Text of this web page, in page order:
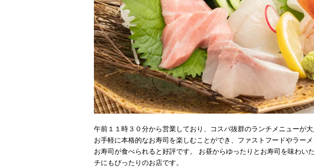
午前１１時３０分から営業しており、コスパ抜群のランチメニューが
お手軽に本格的なお寿司を楽しむことができ、ファストフードやラー
お寿司が食べられると好評です。 お昼からゆったりとお寿司を味わい
チにもぴったりのお店です。